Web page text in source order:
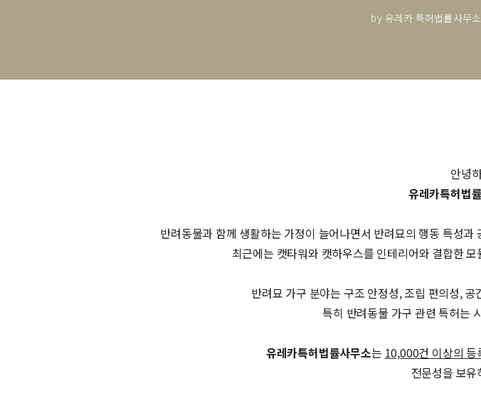
by 유레카 특허법률사무소
안녕
유레카특허법
반려동물과 함께 생활하는 가정이 늘어나면서 반려묘의 행동 특성
최근에는 캣타워와 캣하우스를 인테리어와 결합한
반려묘 가구 분야는 구조 안정성, 조립 편의성,
특히 반려동물 가구 관련 특허는
유레카특허법률사무소는 10,000건 이상의 등
전문성을 보